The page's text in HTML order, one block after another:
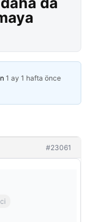
1 ay 1 hafta önce
#23061